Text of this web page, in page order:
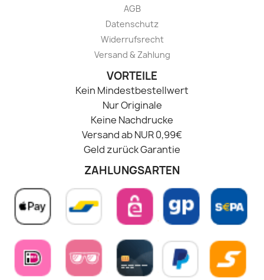
AGB
Datenschutz
Widerrufsrecht
Versand & Zahlung
VORTEILE
Kein Mindestbestellwert
Nur Originale
Keine Nachdrucke
Versand ab NUR 0,99€
Geld zurück Garantie
ZAHLUNGSARTEN